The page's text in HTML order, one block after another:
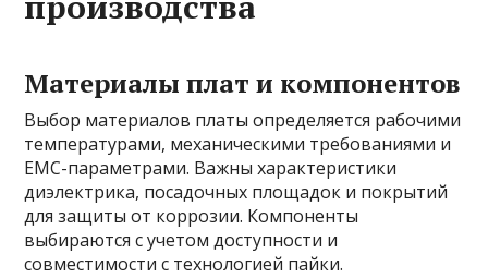
Материалы плат и компонентов
Выбор материалов платы определяется рабочими
температурами, механическими требованиями и
EMC-параметрами. Важны характеристики
диэлектрика, посадочных площадок и покрытий
для защиты от коррозии. Компоненты
выбираются с учетом доступности и
совместимости с технологией пайки.